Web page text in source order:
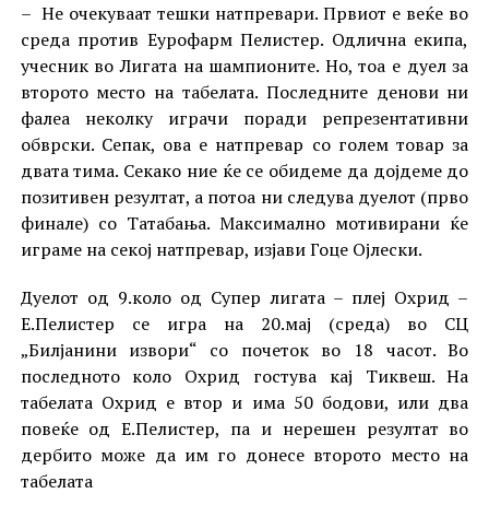
– Не очекуваат тешки натпревари. Првиот е веќе во
среда против Еурофарм Пелистер. Одлична екипа,
учесник во Лигата на шампионите. Но, тоа е дуел за
второто место на табелата. Последните денови ни
фалеа неколку играчи поради репрезентативни
обврски. Сепак, ова е натпревар со голем товар за
двата тима. Секако ние ќе се обидеме да дојдеме до
позитивен резултат, а потоа ни следува дуелот (прво
финале) со Татабања. Максимално мотивирани ќе
играме на секој натпревар, изјави Гоце Ојлески.
Дуелот од 9.коло од Супер лигата – плеј Охрид –
Е.Пелистер се игра на 20.мај (среда) во СЦ
„Билјанини извори“ со почеток во 18 часот. Во
последното коло Охрид гостува кај Тиквеш. На
табелата Охрид е втор и има 50 бодови, или два
повеќе од Е.Пелистер, па и нерешен резултат во
дербито може да им го донесе второто место на
табелата